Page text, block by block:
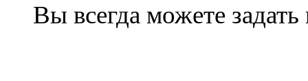
Вы всегда можете